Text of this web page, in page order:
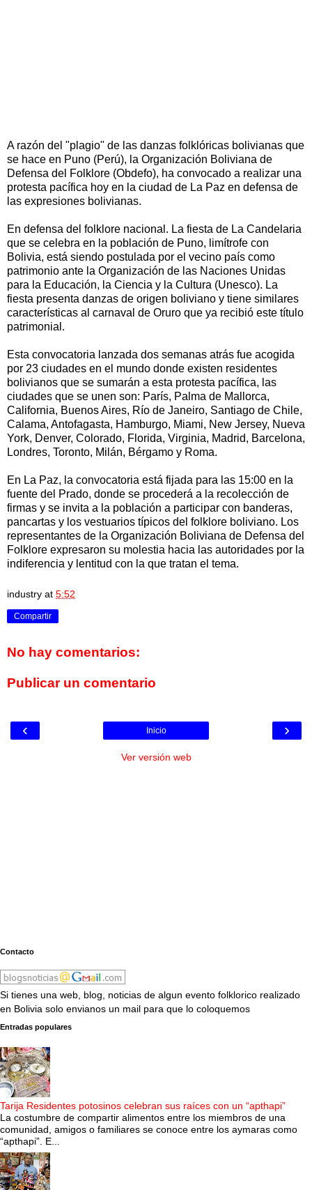
A razón del "plagio" de las danzas folklóricas bolivianas que
se hace en Puno (Perú), la Organización Boliviana de
Defensa del Folklore (Obdefo), ha convocado a realizar una
protesta pacífica hoy en la ciudad de La Paz en defensa de
las expresiones bolivianas.
En defensa del folklore nacional. La fiesta de La Candelaria
que se celebra en la población de Puno, limítrofe con
Bolivia, está siendo postulada por el vecino país como
patrimonio ante la Organización de las Naciones Unidas
para la Educación, la Ciencia y la Cultura (Unesco). La
fiesta presenta danzas de origen boliviano y tiene similares
características al carnaval de Oruro que ya recibió este título
patrimonial.
Esta convocatoria lanzada dos semanas atrás fue acogida
por 23 ciudades en el mundo donde existen residentes
bolivianos que se sumarán a esta protesta pacífica, las
ciudades que se unen son: París, Palma de Mallorca,
California, Buenos Aires, Río de Janeiro, Santiago de Chile,
Calama, Antofagasta, Hamburgo, Miami, New Jersey, Nueva
York, Denver, Colorado, Florida, Virginia, Madrid, Barcelona,
Londres, Toronto, Milán, Bérgamo y Roma.
En La Paz, la convocatoria está fijada para las 15:00 en la
fuente del Prado, donde se procederá a la recolección de
firmas y se invita a la población a participar con banderas,
pancartas y los vestuarios típicos del folklore boliviano. Los
representantes de la Organización Boliviana de Defensa del
Folklore expresaron su molestia hacia las autoridades por la
indiferencia y lentitud con la que tratan el tema.
industry at 5:52
Compartir
No hay comentarios:
Publicar un comentario
‹ ›
Inicio
Ver versión web
Contacto
Si tienes una web, blog, noticias de algun evento folklorico realizado
en Bolivia solo envianos un mail para que lo coloquemos
Entradas populares
Tarija Residentes potosinos celebran sus raíces con un “apthapi”
La costumbre de compartir alimentos entre los miembros de una
comunidad, amigos o familiares se conoce entre los aymaras como
“apthapi”. E...